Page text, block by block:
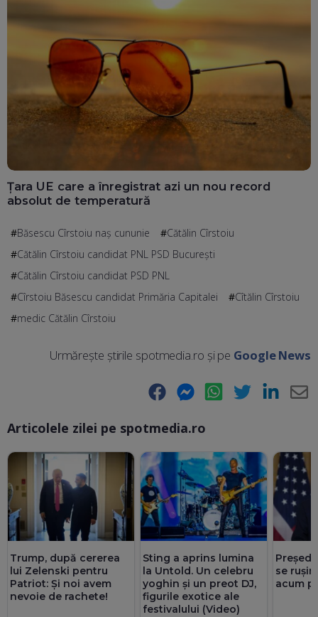
Țara UE care a înregistrat azi un nou record
absolut de temperatură
Băsescu Cîrstoiu naş cununie
Cătălin Cîrstoiu
Cătălin Cîrstoiu candidat PNL PSD București
Cătălin Cîrstoiu candidat PSD PNL
Cîrstoiu Băsescu candidat Primăria Capitalei
Cîtălin Cîrstoiu
medic Cătălin Cîrstoiu
Urmărește știrile spotmedia.ro și pe Google News
Facebook Messenger WhatsApp Twitter LinkedIn
Articolele zilei pe spotmedia.ro
Trump, după cererea
lui Zelenski pentru
Patriot: Și noi avem
nevoie de rachete!
Sting a aprins lumina
la Untold. Un celebru
yoghin și un preot DJ,
figurile exotice ale
festivalului (Video)
se
acum